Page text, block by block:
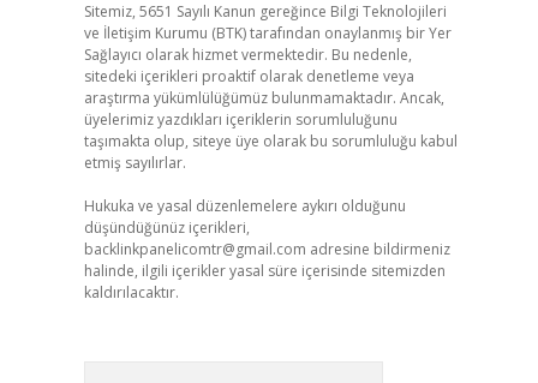
Sitemiz, 5651 Sayılı Kanun gereğince Bilgi Teknolojileri
ve İletişim Kurumu (BTK) tarafından onaylanmış bir Yer
Sağlayıcı olarak hizmet vermektedir. Bu nedenle,
sitedeki içerikleri proaktif olarak denetleme veya
araştırma yükümlülüğümüz bulunmamaktadır. Ancak,
üyelerimiz yazdıkları içeriklerin sorumluluğunu
taşımakta olup, siteye üye olarak bu sorumluluğu kabul
etmiş sayılırlar.
Hukuka ve yasal düzenlemelere aykırı olduğunu
düşündüğünüz içerikleri,
backlinkpanelicomtr@gmail.com adresine bildirmeniz
halinde, ilgili içerikler yasal süre içerisinde sitemizden
kaldırılacaktır.